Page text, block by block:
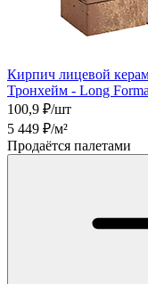
Кирпич лицевой
Тронхейм - Long
100,9 ₽/шт
5 449 ₽/м²
Продаётся палетами